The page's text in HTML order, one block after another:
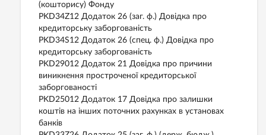
(кошторису) Фонду
PKD34Z12 Додаток 26 (заг. ф.) Довідка про
кредиторську заборгованість
PKD34S12 Додаток 26 (спец. ф.) Довідка про
кредиторську заборгованість
PKD29012 Додаток 21 Довідка про причини
виникнення простроченої кредиторської
заборгованості
PKD25012 Додаток 17 Довідка про залишки
коштів на інших поточних рахунках в установах
банків